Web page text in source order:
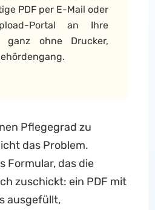
PDF per E-Mail oder
Portal an Ihre
ganz ohne Drucker,
Pflegegrad zu
das Problem.
Formular, das die
zuschickt: ein PDF mit
ausgefüllt,